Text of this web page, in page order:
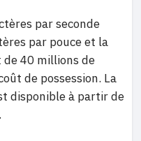
par seconde
par pouce et la
de 40 millions de
de possession. La
disponible à partir de